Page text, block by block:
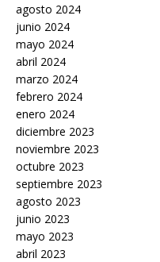
agosto 2024
junio 2024
mayo 2024
abril 2024
marzo 2024
febrero 2024
enero 2024
diciembre 2023
noviembre 2023
octubre 2023
septiembre 2023
agosto 2023
junio 2023
mayo 2023
abril 2023